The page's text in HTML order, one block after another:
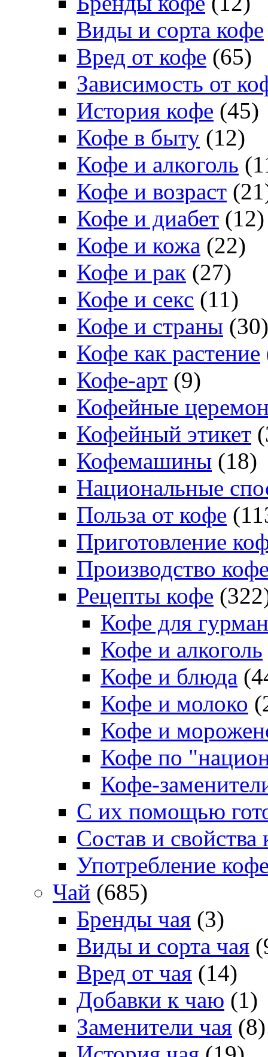
Виды и сорта кофе
Вред от кофе (65)
Зависимость от
История кофе (45)
Кофе в быту (12)
Кофе и алкоголь
Кофе и возраст
Кофе и диабет (12)
Кофе и кожа (22)
Кофе и рак (27)
Кофе и секс (11)
Кофе и страны (30)
Кофе как растение
Кофе-арт (9)
Кофейные
Кофейный этикет
Кофемашины (18)
Национальные
Польза от кофе
Приготовление
Производство
Рецепты кофе
Кофе для
Кофе и алкоголь
Кофе и блюда
Кофе и молоко
Кофе и
Кофе по
Кофе-
С их помощью
Состав и свойства
Употребление
Чай (685)
Бренды чая (3)
Виды и сорта чая
Вред от чая (14)
Добавки к чаю (1)
Заменители чая (8)